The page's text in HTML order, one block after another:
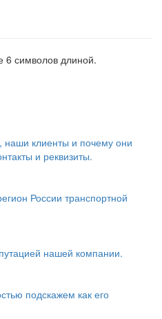
6 символов длиной.
наши клиенты и почему они
и реквизиты.
России транспортной
нашей компании.
подскажем как его